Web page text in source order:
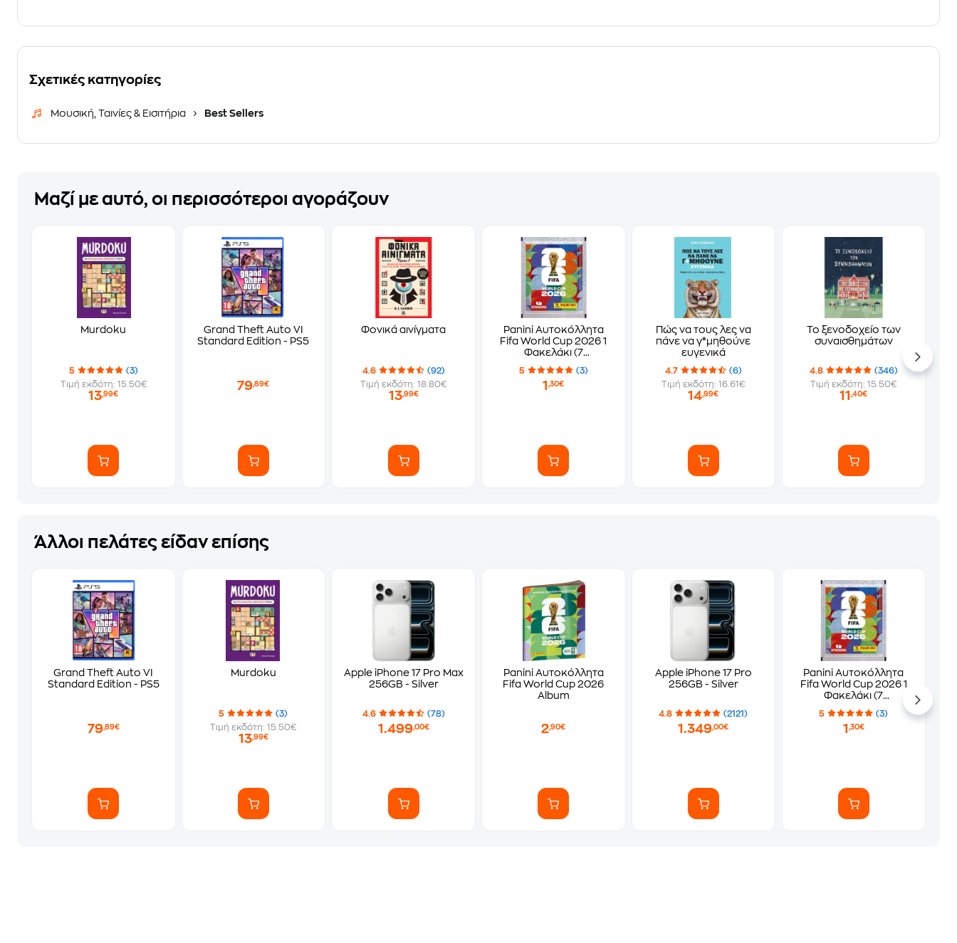
Σχετικές κατηγορίες
Μουσική, Ταινίες & Εισιτήρια Best Sellers
Μαζί με αυτό, οι περισσότεροι αγοράζουν
Murdoku
5
(3)
Τιμή εκδότη: 15.50€
13,99€
Grand Theft Auto VI
Standard Edition - PS5
79,89€
Φονικά αινίγματα
4.6
(92)
Τιμή εκδότη: 18.80€
13,99€
Panini Αυτοκόλλητα
Fifa World Cup 2026 1
Φακελάκι (7
Αυτοκόλλητα)
5 (3)
1,30€
Πώς να τους λες να
πάνε να γ*μηθούνε
ευγενικά
4.7
(6)
Τιμή εκδότη: 16.61€
14,99€
Το ξενοδοχείο των
συναισθημάτων
4.8
(346)
Τιμή εκδότη: 15.50€
11,40€
Άλλοι πελάτες είδαν επίσης
Grand Theft Auto VI
Standard Edition - PS5
79,89€
Murdoku
5
(3)
Τιμή εκδότη: 15.50€
13,99€
Apple iPhone 17 Pro Max
256GB - Silver
4.6 (78)
1.499,00€
Panini Αυτοκόλλητα
Fifa World Cup 2026
Album
2,90€
Apple iPhone 17 Pro
256GB - Silver
4.8 (2121)
1.349,00€
Panini Αυτοκόλλητα
Fifa World Cup 2026 1
Φακελάκι (7
Αυτοκόλλητα)
5 (3)
1 ,30€